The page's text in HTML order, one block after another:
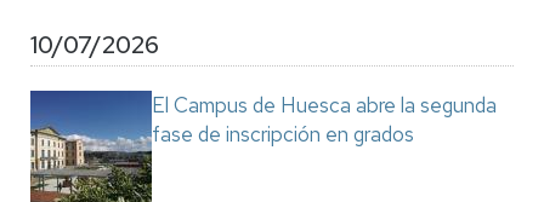
10/07/2026
El Campus de Huesca abre la segunda
fase de inscripción en grados